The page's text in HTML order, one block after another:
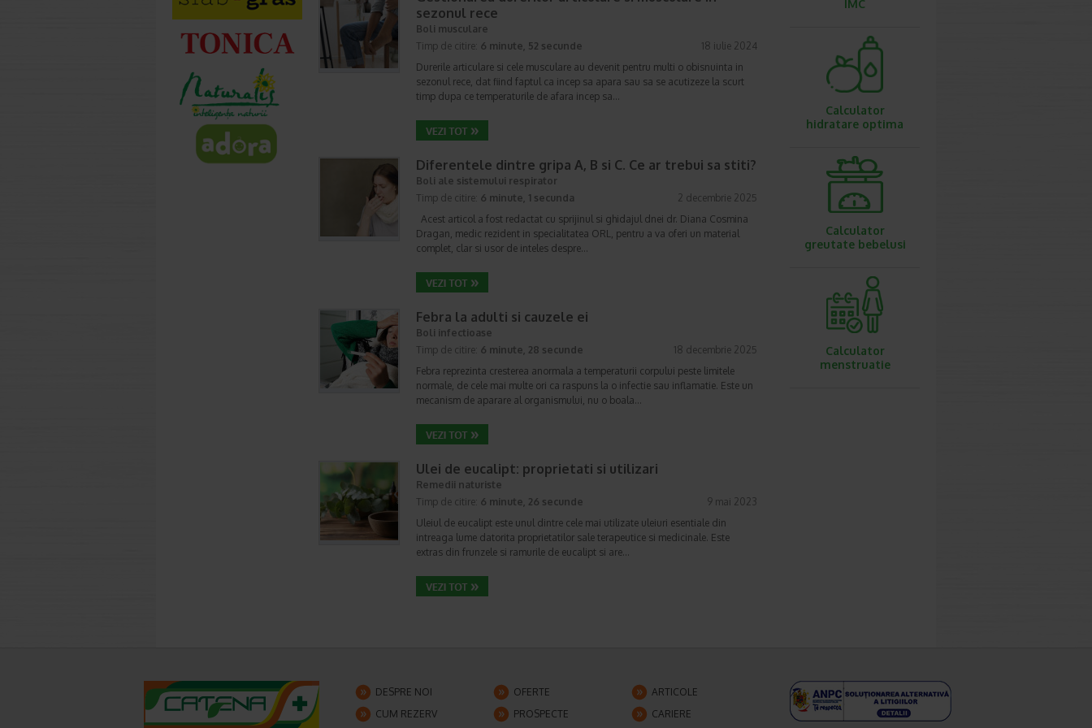
sezonul rece
Boli musculare
Timp de citire: 6 minute, 52 secunde
18 iulie 2024
Durerile articulare si cele musculare au devenit pentru multi o obisnuinta in
sezonul rece, dat fiind faptul ca incep sa apara sau sa se acutizeze la scurt
timp dupa ce temperaturile de afara incep sa…
Diferentele dintre gripa A, B si C. Ce ar trebui sa stiti?
Boli ale sistemului respirator
Timp de citire: 6 minute, 1 secunda
2 decembrie 2025
Acest articol a fost redactat cu sprijinul si ghidajul dnei dr. Diana Cosmina
Dragan, medic rezident in specialitatea ORL, pentru a va oferi un material
complet, clar si usor de inteles despre…
Febra la adulti si cauzele ei
Boli infectioase
Timp de citire: 6 minute, 28 secunde
18 decembrie 2025
Febra reprezinta cresterea anormala a temperaturii corpului peste limitele
normale, de cele mai multe ori ca raspuns la o infectie sau inflamatie. Este un
mecanism de aparare al organismului, nu o boala…
Ulei de eucalipt: proprietati si utilizari
Remedii naturiste
Timp de citire: 6 minute, 26 secunde
9 mai 2023
Uleiul de eucalipt este unul dintre cele mai utilizate uleiuri esentiale din
intreaga lume datorita proprietatilor sale terapeutice si medicinale. Este
extras din frunzele si ramurile de eucalipt si are…
IMC
Calculator
hidratare optima
Calculator
greutate bebelusi
Calculator
menstruatie
DESPRE NOI OFERTE
ARTICOLE
CUM REZERV
PROSPECTE CARIERE